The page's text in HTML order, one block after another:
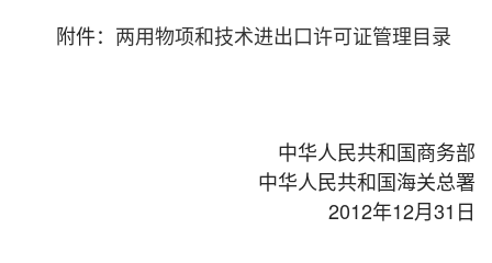
附件： 两用物项和技术进出口许可证管理目录
中华人民共和国商务部
中华人民共和国海关总署
2012年12月31日